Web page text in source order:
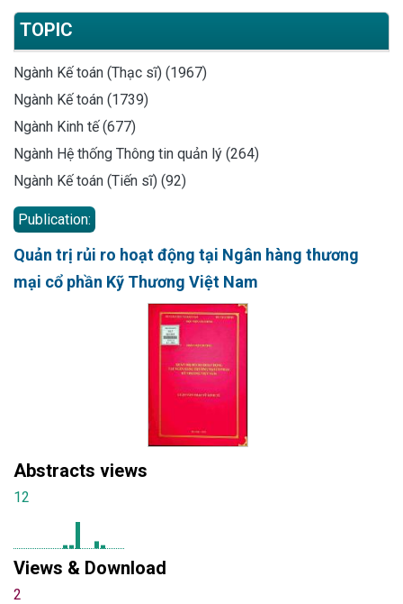
TOPIC
Ngành Kế toán (Thạc sĩ) (1967)
Ngành Kế toán (1739)
Ngành Kinh tế (677)
Ngành Hệ thống Thông tin quản lý (264)
Ngành Kế toán (Tiến sĩ) (92)
Publication:
Quản trị rủi ro hoạt động tại Ngân hàng thương
mại cổ phần Kỹ Thương Việt Nam
Abstracts views
12
Views & Download
2